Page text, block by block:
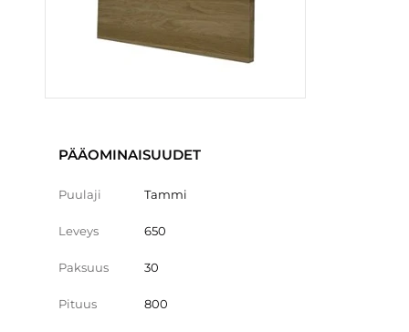
PÄÄOMINAISUUDET
Puulaji Tammi
Leveys 650
Paksuus 30
Pituus 800